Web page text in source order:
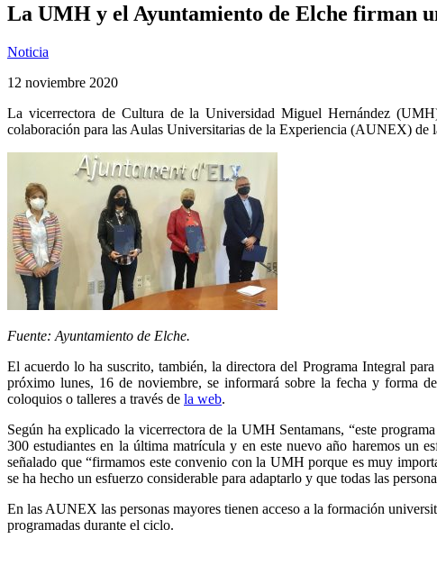
La UMH y el Ayuntamiento de Elche firman
Noticia
12 noviembre 2020
La vicerrectora de Cultura de la Universidad Miguel Hernández
colaboración para las Aulas Universitarias de la Experiencia (AUNEX) de
Fuente: Ayuntamiento de Elche.
El acuerdo lo ha suscrito, también, la directora del Programa Integral
próximo lunes, 16 de noviembre, se informará sobre la fecha y forma
coloquios o talleres a través de la web.
Según ha explicado la vicerrectora de la UMH Sentamans, “este
300 estudiantes en la última matrícula y en este nuevo año haremos un
señalado que “firmamos este convenio con la UMH porque es muy
se ha hecho un esfuerzo considerable para adaptarlo y que todas las
En las AUNEX las personas mayores tienen acceso a la formación
programadas durante el ciclo.